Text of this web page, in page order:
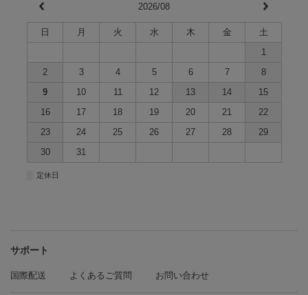
2026/08
日 月 火 水 木 金
土
1
2
3 4 5 6 7
8
9
10 11 12 13 14
15
16
17 18 19 20 21
22
23
24 25 26 27 28
29
30
31
定休日
サポート
国際配送 よくあるご質問 お問い合わせ